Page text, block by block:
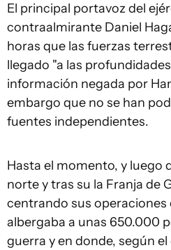
El principal portavoz del
contraalmirante Daniel
horas que las fuerzas
llegado "a las
información negada por
embargo que no se han
fuentes independientes.
Hasta el momento, y luego
norte y tras su la Franja de
centrando sus operaciones
albergaba a unas 650.000
guerra y en donde, según el